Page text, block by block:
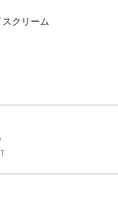
クリーム